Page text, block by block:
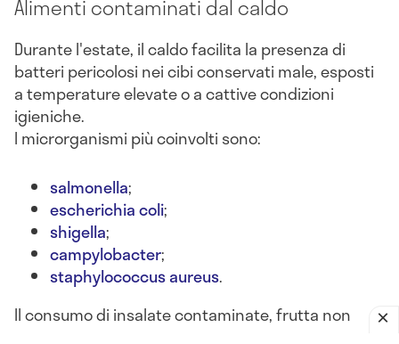
Alimenti contaminati dal caldo
Durante l'estate, il caldo facilita la presenza di
batteri pericolosi nei cibi conservati male, esposti
a temperature elevate o a cattive condizioni
igieniche.
I microrganismi più coinvolti sono:
salmonella;
escherichia coli;
shigella;
campylobacter;
staphylococcus aureus.
Il consumo di insalate contaminate, frutta non